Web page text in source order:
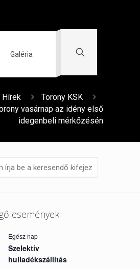
Galéria
Hírek
Torony KSK
vasárnap az idény első
idegenbeli mérkőzésén
események
Egész nap
Szelektív
hulladékszállítás